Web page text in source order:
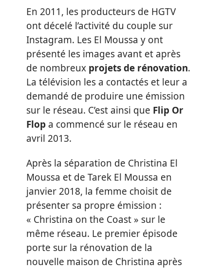
En 2011, les producteurs de HGTV
ont décelé l’activité du couple sur
Instagram. Les El Moussa y ont
présenté les images avant et après
de nombreux projets de rénovation.
La télévision les a contactés et leur a
demandé de produire une émission
sur le réseau. C’est ainsi que Flip Or
Flop a commencé sur le réseau en
avril 2013.
Après la séparation de Christina El
Moussa et de Tarek El Moussa en
janvier 2018, la femme choisit de
présenter sa propre émission :
« Christina on the Coast » sur le
même réseau. Le premier épisode
porte sur la rénovation de la
nouvelle maison de Christina après